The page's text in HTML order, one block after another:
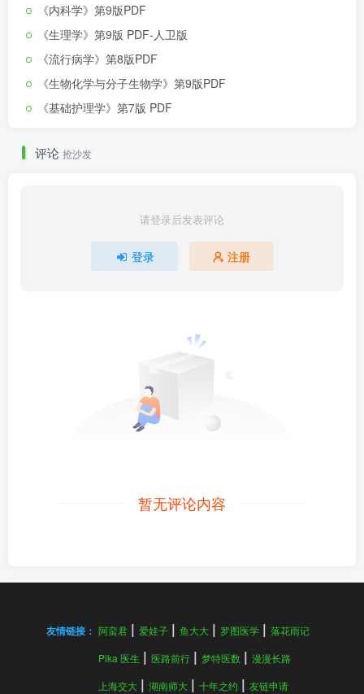
《内科学》第9版PDF
《生理学》第9版 PDF-人卫版
《流行病学》第8版PDF
《生物化学与分子生物学》第9版PDF
《基础护理学》第7版 PDF
评论 抢沙发
请登录后发表评论
登录 注册
暂无评论内容
友情链接： 阿蛮君 爱娃子 鱼大大 罗图医学 落花雨记
Pika 医生 医路前行 梦特医数 漫漫长路
上海交大 湖南师大 十年之约 友链申请